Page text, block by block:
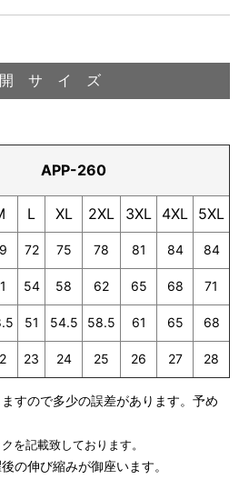
サ イ ズ
APP-260
L XL 2XL 3XL 4XL 5XL
72 75 78 81 84 84
54 58 62 65 68 71
51 54.5 58.5 61 65 68
23 24 25 26 27 28
すので多少の誤差があります。予め
を記載致しております。
の伸び縮みが御座います。